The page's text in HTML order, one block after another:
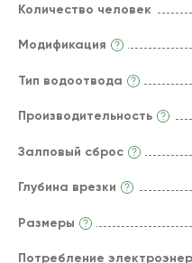
Количество человек
Модификация
Тип водоотвода
Производительность
Залповый сброс
Глубина врезки
Размеры
Потребление